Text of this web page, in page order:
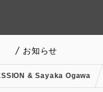
/ お知らせ
& Sayaka Ogawa